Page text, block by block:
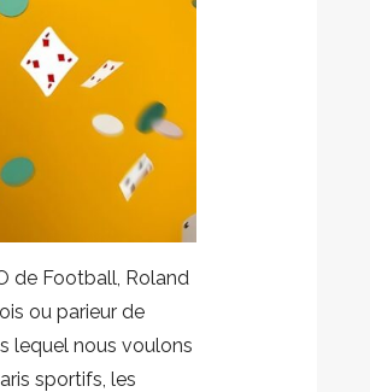
de Football, Roland
ou parieur de
lequel nous voulons
sportifs, les